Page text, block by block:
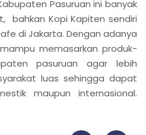
Pasuruan ini banyak
bahkan Kopi Kapiten sendiri
di Jakarta. Dengan adanya
memasarkan produk-
pasuruan agar lebih
luas sehingga dapat
maupun internasional.